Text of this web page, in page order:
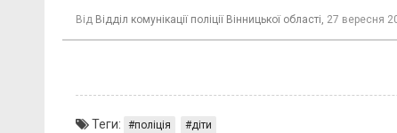
Від Відділ комунікації поліції Вінницької області, 27 вересня
Теги: поліція діти